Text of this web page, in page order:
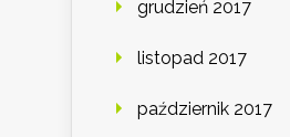
grudzień 2017
listopad 2017
październik 2017